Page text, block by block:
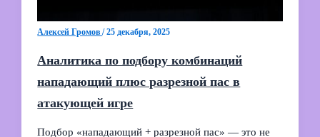
Алексей Громов/25 декабря, 2025
Аналитика по подбору комбинаций
нападающий плюс разрезной пас в
атакующей игре
Подбор «нападающий + разрезной пас» — это не